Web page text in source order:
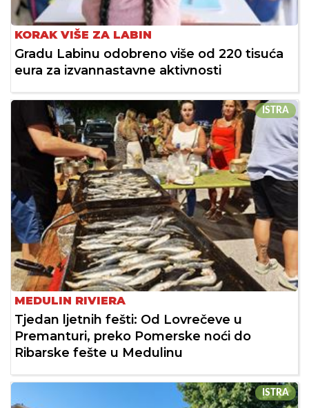
KORAK VIŠE ZA LABIN
Gradu Labinu odobreno više od 220 tisuća
eura za izvannastavne aktivnosti
ISTRA
MEDULIN RIVIERA
Tjedan ljetnih fešti: Od Lovrečeve u
Premanturi, preko Pomerske noći do
Ribarske fešte u Medulinu
ISTRA